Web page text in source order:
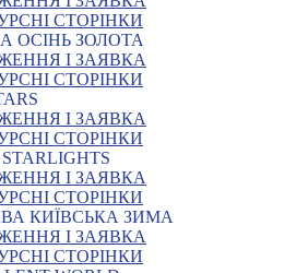
СТОРІНКИ
ОСІНЬ ЗОЛОТА
І ЗАЯВКА
СТОРІНКИ
І ЗАЯВКА
СТОРІНКИ
І ЗАЯВКА
СТОРІНКИ
КИЇВСЬКА ЗИМА
І ЗАЯВКА
СТОРІНКИ